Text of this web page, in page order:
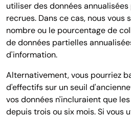
utiliser des données
recrues. Dans ce cas, nous vous
nombre ou le pourcentage de
de données partielles
d'information.
Alternativement, vous pourriez
d'effectifs sur un seuil
vos données n'incluraient que
depuis trois ou six mois. Si vous